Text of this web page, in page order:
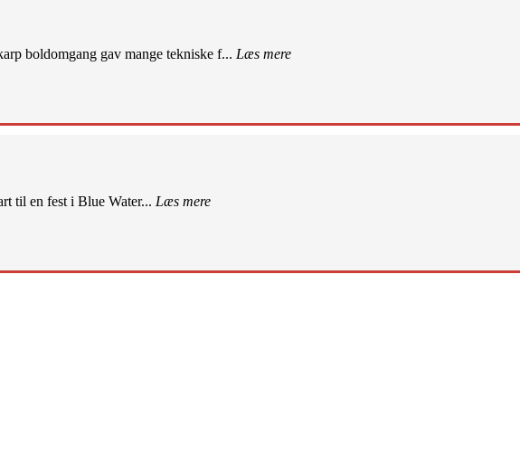
boldomgang gav mange tekniske f... Læs mere
til en fest i Blue Water... Læs mere